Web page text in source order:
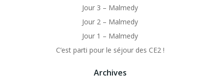
Jour 3 – Malmedy
Jour 2 – Malmedy
Jour 1 – Malmedy
C’est parti pour le séjour des CE2 !
Archives